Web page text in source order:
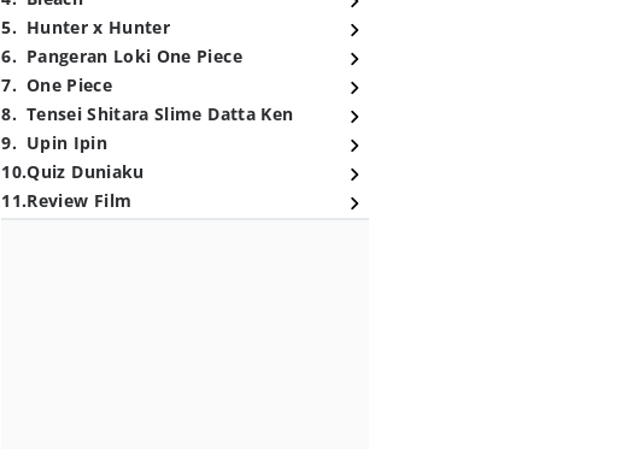
5. Hunter x Hunter
6. Pangeran Loki One Piece
7. One Piece
8. Tensei Shitara Slime Datta Ken
9. Upin Ipin
10.Quiz Duniaku
11.Review Film